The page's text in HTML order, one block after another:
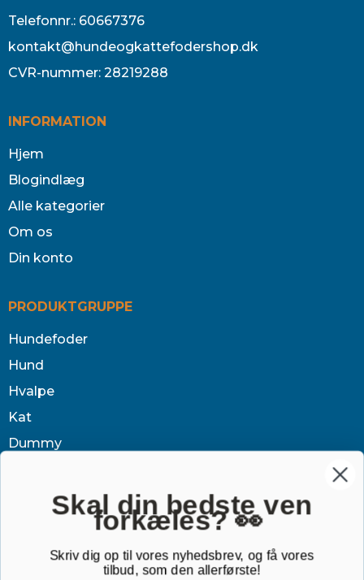
Telefonnr.: 60667376
kontakt@hundeogkattefodershop.dk
CVR-nummer: 28219288
INFORMATION
Hjem
Blogindlæg
Alle kategorier
Om os
Din konto
PRODUKTGRUPPE
Hundefoder
Hund
Hvalpe
Kat
Dummy
Tøj & jagt
Sovetid
Skal din bedste ven
forkæles? 👀
Skriv dig op til vores nyhedsbrev, og få vores
tilbud, som den allerførste!